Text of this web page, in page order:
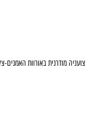
צועניה מודרנית באורוות